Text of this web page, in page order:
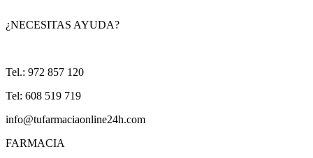
¿NECESITAS AYUDA?
Tel.: 972 857 120
Tel: 608 519 719
info@tufarmaciaonline24h.com
FARMACIA